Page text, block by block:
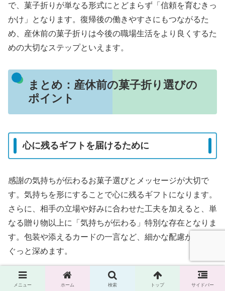
で、菓子折りが単なる形式にとどまらず「信頼を育むきっ
かけ」となります。復帰後の働きやすさにもつながるた
め、産休前の菓子折りは今後の職場生活をより良くするた
めの大切なステップといえます。
まとめ：産休前の菓子折り選びの
ポイント
心に残るギフトを届けるために
感謝の気持ちが伝わるお菓子選びとメッセージが大切で
す。気持ちを形にすることで心に残るギフトになります。
さらに、相手の立場や好みに合わせた工夫を加えると、単
なる贈り物以上に「気持ちが伝わる」特別な存在となりま
す。包装や添えるカードの一言など、細かな配慮が印象を
ぐっと深めます。
職場の人間関係を大切に
メニュー ホーム 検索 トップ サイドバー